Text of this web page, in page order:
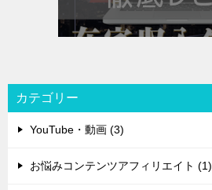
カテゴリー
YouTube・動画 (3)
お悩みコンテンツアフィリエイト (1)